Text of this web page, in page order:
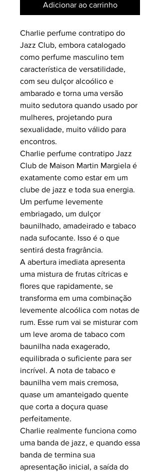
Adicionar ao carrinho
Charlie perfume contratipo do
Jazz Club, embora catalogado
como perfume masculino tem
característica de versatilidade,
com seu dulçor alcoólico e
ambarado e torna uma versão
muito sedutora quando usado por
mulheres, projetando pura
sexualidade, muito válido para
encontros.
Charlie perfume contratipo Jazz
Club de Maison Martin Margiela é
exatamente como estar em um
clube de jazz e toda sua energia.
Um perfume levemente
embriagado, um dulçor
baunilhado, amadeirado e tabaco
nada sufocante. Isso é o que
sentirá desta fragrância.
A abertura imediata apresenta
uma mistura de frutas cítricas e
flores que rapidamente, se
transforma em uma combinação
levemente alcoólica com notas de
rum. Esse rum vai se misturar com
um leve aroma de tabaco com
baunilha nada exagerado,
equilibrada o suficiente para ser
incrível. A nota de tabaco e
baunilha vem mais cremosa,
quase um amanteigado quente
que corta a doçura quase
perfeitamente.
Charlie realmente funciona como
uma banda de jazz, e quando essa
banda de termina sua
apresentação inicial, a saída do